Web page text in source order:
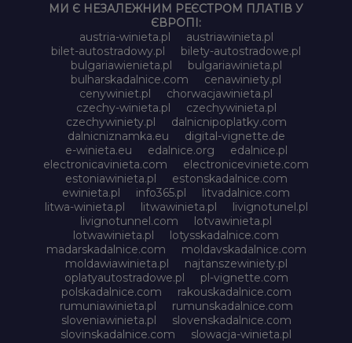
МИ Є НЕЗАЛЕЖНИМ РЕЄСТРОМ ПЛАТІВ У
ЄВРОПІ:
austria-winieta.pl
austriawinieta.pl
bilet-autostradowy.pl
bilety-autostradowe.pl
bulgariawienieta.pl
bulgariawinieta.pl
bulharskadalnice.com
cenawiniety.pl
cenywiniet.pl
chorwacjawinieta.pl
czechy-winieta.pl
czechywinieta.pl
czechywiniety.pl
dalnicnipoplatky.com
dalnicniznamka.eu
digital-vignette.de
e-winieta.eu
edalnice.org
edalnice.pl
electronicavinieta.com
electroniceviniete.com
estoniawinieta.pl
estonskadalnice.com
ewinieta.pl
info365.pl
litvadalnice.com
litwa-winieta.pl
litwawinieta.pl
livignotunel.pl
livignotunnel.com
lotvawinieta.pl
lotwawinieta.pl
lotysskadalnice.com
madarskadalnice.com
moldavskadalnice.com
moldawiawinieta.pl
najtanszewiniety.pl
oplatyautostradowe.pl
pl-vignette.com
polskadalnice.com
rakouskadalnice.com
rumuniawinieta.pl
rumunskadalnice.com
sloveniawinieta.pl
slovenskadalnice.com
slovinskadalnice.com
slowacja-winieta.pl